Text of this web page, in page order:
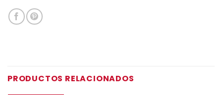
PRODUCTOS RELACIONADOS